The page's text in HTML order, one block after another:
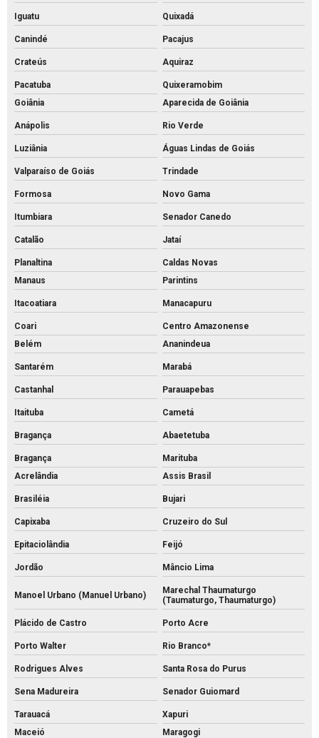
Iguatu Quixadá
Canindé Pacajus
Crateús Aquiraz
Pacatuba
Quixeramobim
Goiânia
Aparecida de Goiânia
Anápolis Rio Verde
Luziânia Águas Lindas de Goiás
Valparaíso de Goiás Trindade
Formosa Novo Gama
Itumbiara Senador Canedo
Catalão Jataí
Planaltina
Caldas Novas
Manaus
Parintins
Itacoatiara Manacapuru
Coari
Centro Amazonense
Belém
Ananindeua
Santarém Marabá
Castanhal Parauapebas
Itaituba Cametá
Bragança Abaetetuba
Bragança
Marituba
Acrelândia
Assis Brasil
Brasiléia Bujari
Capixaba Cruzeiro do Sul
Epitaciolândia Feijó
Jordão Mâncio Lima
Manoel Urbano (Manuel Urbano)
Marechal Thaumaturgo
(Taumaturgo, Thaumaturgo)
Plácido de Castro Porto Acre
Porto Walter Rio Branco*
Rodrigues Alves Santa Rosa do Purus
Sena Madureira Senador Guiomard
Tarauacá
Xapuri
Maceió
Maragogi